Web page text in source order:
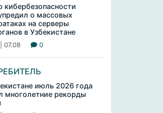
кибербезопасности
о массовых
на серверы
в Узбекистане
07.08 0
июль 2026 года
многолетние рекорды